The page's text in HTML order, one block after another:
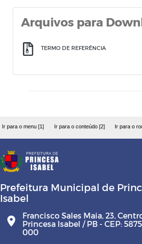
Arquivos para
TERMO DE REFERÊNCIA
Ir para o menu [1] Ir para o conteúdo [2] Ir para o
Prefeitura Municipal de
Isabel
Francisco Sales Maia, 23,
Princesa Isabel / PB - CEP:
000